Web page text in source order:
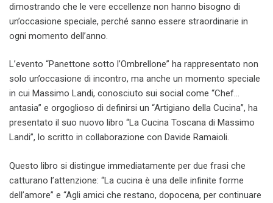
dimostrando che le vere eccellenze non hanno bisogno di
un’occasione speciale, perché sanno essere straordinarie in
ogni momento dell’anno.
L’evento “Panettone sotto l’Ombrellone” ha rappresentato non
solo un’occasione di incontro, ma anche un momento speciale
in cui Massimo Landi, conosciuto sui social come “Chef…
antasia” e orgoglioso di definirsi un “Artigiano della Cucina”, ha
presentato il suo nuovo libro “La Cucina Toscana di Massimo
Landi”, lo scritto in collaborazione con Davide Ramaioli.
Questo libro si distingue immediatamente per due frasi che
catturano l’attenzione: “La cucina è una delle infinite forme
dell’amore” e “Agli amici che restano, dopocena, per continuare